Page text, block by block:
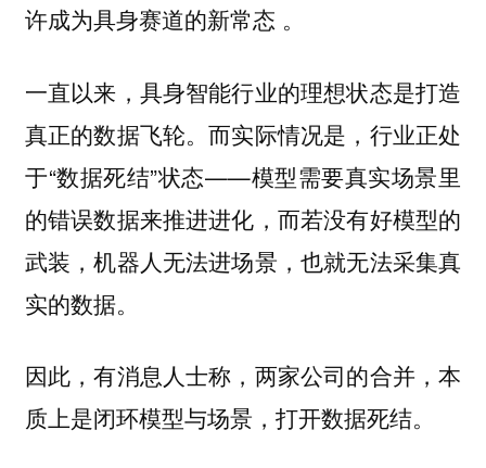
许成为具身赛道的新常态 。
一直以来，具身智能行业的理想状态是打造
真正的数据飞轮。而实际情况是，行业正处
于“数据死结”状态——模型需要真实场景里
的错误数据来推进进化，而若没有好模型的
武装，机器人无法进场景，也就无法采集真
实的数据。
因此，有消息人士称，两家公司的合并，本
质上是闭环模型与场景，打开数据死结。